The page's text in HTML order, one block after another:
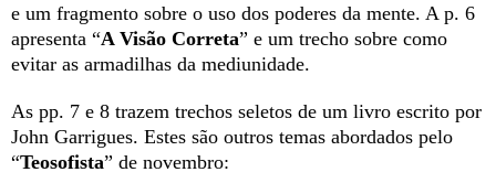
e um fragmento sobre o uso dos poderes da mente. A p. 6
apresenta “A Visão Correta” e um trecho sobre como
evitar as armadilhas da mediunidade.
As pp. 7 e 8 trazem trechos seletos de um livro escrito por
John Garrigues. Estes são outros temas abordados pelo
“Teosofista” de novembro: